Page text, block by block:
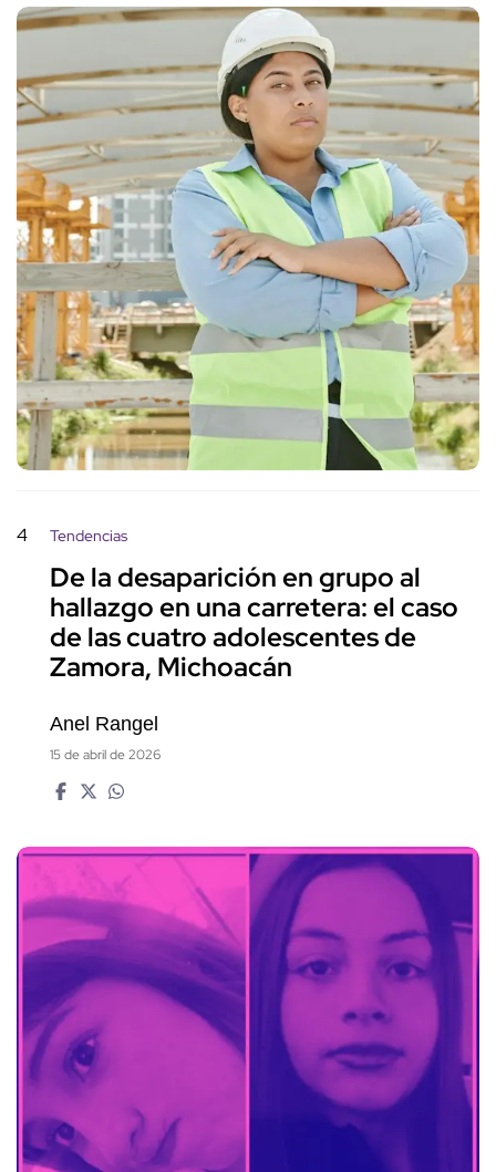
4 Tendencias
De la desaparición en grupo al
hallazgo en una carretera: el caso
de las cuatro adolescentes de
Zamora, Michoacán
Anel Rangel
15 de abril de 2026